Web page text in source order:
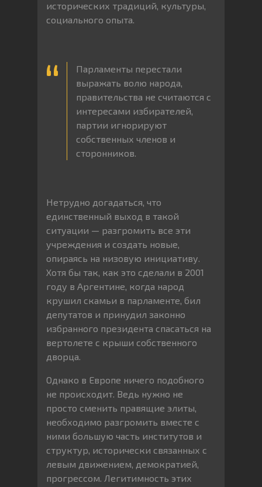
исторических традиций, культуры,
социального опыта.
Парламенты перестали
выражать волю народа,
правительства не считаются с
интересами избирателей,
партии игнорируют
собственных членов и
сторонников.
Нетрудно догадаться, что
единственный выход в такой
ситуации — разгромить все эти
учреждения и создать новые,
опираясь на низовую инициативу.
Хотя бы так, как это сделали в 2001
году в Аргентине, когда народ
крушил скамьи в парламенте, бил
депутатов и принудил законно
избранного президента спасаться на
вертолете с крыши собственного
дворца.
Однако в Европе ничего подобного
не происходит. Ведь нужно не
просто сменить правящие элиты,
необходимо разгромить вместе с
ними большую часть институтов и
структур, исторически связанных с
левым движением, демократией,
прогрессом. Легитимность этих